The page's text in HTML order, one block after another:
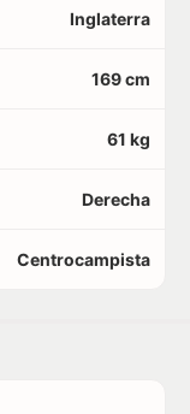
Inglaterra
169 cm
61 kg
Derecha
Centrocampista